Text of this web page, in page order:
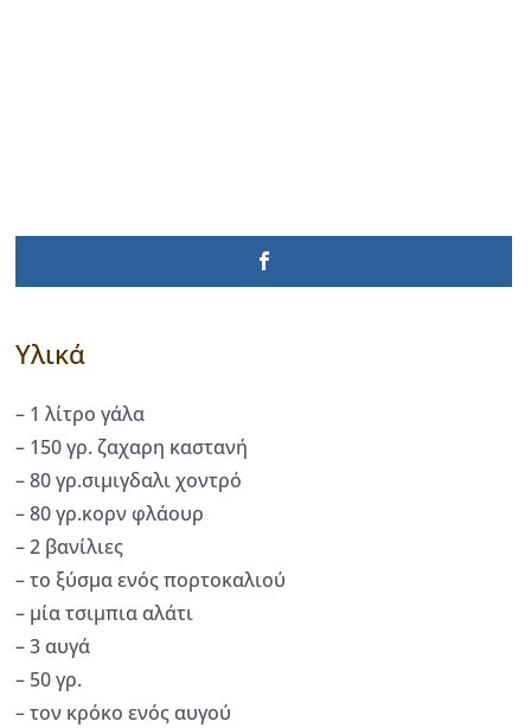
Υλικά
– 1 λίτρο γάλα
– 150 γρ. ζαχαρη καστανή
– 80 γρ.σιμιγδαλι χοντρό
– 80 γρ.κορν φλάουρ
– 2 βανίλιες
– το ξύσμα ενός πορτοκαλιού
– μία τσιμπια αλάτι
– 3 αυγά
– 50 γρ.
– τον κρόκο ενός αυγού